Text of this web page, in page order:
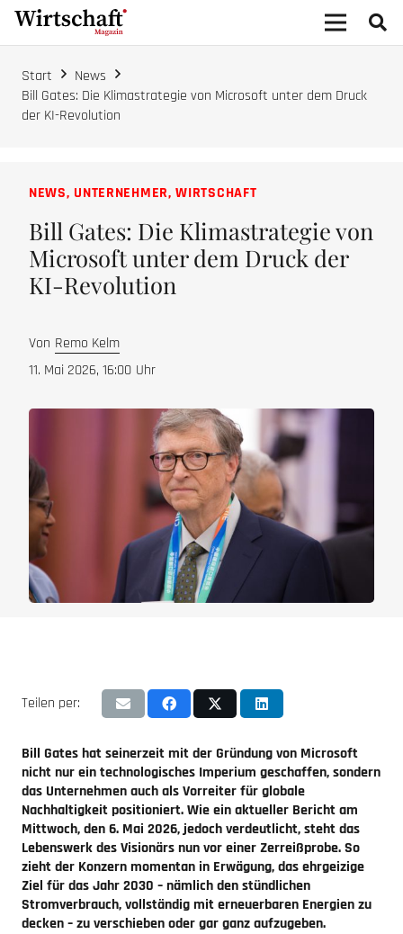
Start
News
Bill Gates: Die Klimastrategie von Microsoft unter dem Druck
der KI-Revolution
NEWS, UNTERNEHMER,WIRTSCHAFT
Bill Gates: Die Klimastrategie von
Microsoft unter dem Druck der
KI-Revolution
Von Remo Kelm
11. Mai 2026, 16:00 Uhr
Teilen per:
Bill Gates hat seinerzeit mit der Gründung von Microsoft
nicht nur ein technologisches Imperium geschaffen, sondern
das Unternehmen auch als Vorreiter für globale
Nachhaltigkeit positioniert. Wie ein aktueller Bericht am
Mittwoch, den 6. Mai 2026, jedoch verdeutlicht, steht das
Lebenswerk des Visionärs nun vor einer Zerreißprobe. So
zieht der Konzern momentan in Erwägung, das ehrgeizige
Ziel für das Jahr 2030 – nämlich den stündlichen
Stromverbrauch, vollständig mit erneuerbaren Energien zu
decken – zu verschieben oder gar ganz aufzugeben.